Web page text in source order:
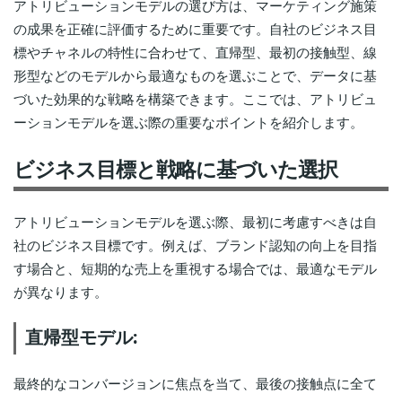
アトリビューションモデルの選び方は、マーケティング施策
の成果を正確に評価するために重要です。自社のビジネス目
標やチャネルの特性に合わせて、直帰型、最初の接触型、線
形型などのモデルから最適なものを選ぶことで、データに基
づいた効果的な戦略を構築できます。ここでは、アトリビュ
ーションモデルを選ぶ際の重要なポイントを紹介します。
ビジネス目標と戦略に基づいた選択
アトリビューションモデルを選ぶ際、最初に考慮すべきは自
社のビジネス目標です。例えば、ブランド認知の向上を目指
す場合と、短期的な売上を重視する場合では、最適なモデル
が異なります。
直帰型モデル:
最終的なコンバージョンに焦点を当て、最後の接触点に全て